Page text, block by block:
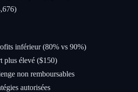
inférieur (80% vs 90%)
plus élevé ($150)
non remboursables
autorisées